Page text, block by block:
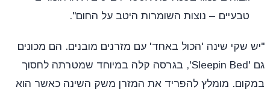
טבעיים – נוצות השומרות היטב על החום".
"יש שקי שינה 'הכול באחד' עם מזרנים מובנים. הם מכונים
גם 'Sleepin Bed', בגרסה קלה במיוחד שמטרתה לחסוך
במקום. מומלץ להפריד את המזרן משק השינה כאשר הוא